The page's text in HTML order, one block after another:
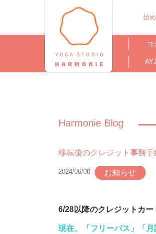
始
ヨ
Harmonie Blog
移転後のクレジット事務手
2024/06/08 お知らせ
6/28以降のクレジットカ
現在、「フリーパス」「